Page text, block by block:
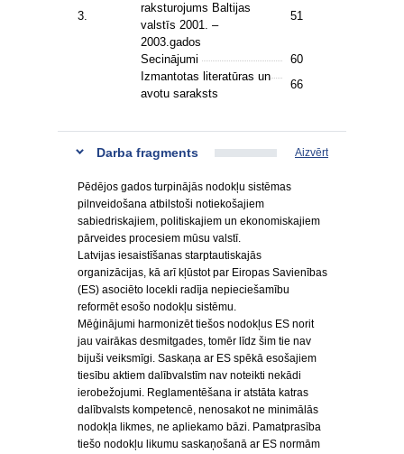
3.
raksturojums Baltijas
valstīs 2001. –
2003.gados
51
Secinājumi
60
Izmantotas literatūras un
avotu saraksts
66
Darba fragments Aizvērt
Pēdējos gados turpinājās nodokļu sistēmas
pilnveidošana atbilstoši notiekošajiem
sabiedriskajiem, politiskajiem un ekonomiskajiem
pārveides procesiem mūsu valstī.
Latvijas iesaistīšanas starptautiskajās
organizācijas, kā arī kļūstot par Eiropas Savienības
(ES) asociēto locekli radīja nepieciešamību
reformēt esošo nodokļu sistēmu.
Mēģinājumi harmonizēt tiešos nodokļus ES norit
jau vairākas desmitgades, tomēr līdz šim tie nav
bijuši veiksmīgi. Saskaņa ar ES spēkā esošajiem
tiesību aktiem dalībvalstīm nav noteikti nekādi
ierobežojumi. Reglamentēšana ir atstāta katras
dalībvalsts kompetencē, nenosakot ne minimālās
nodokļa likmes, ne apliekamo bāzi. Pamatprasība
tiešo nodokļu likumu saskaņošanā ar ES normām